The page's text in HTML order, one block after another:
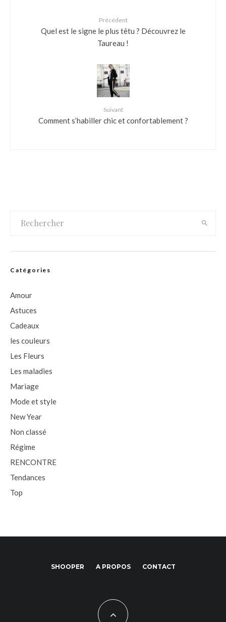
Précédent
Quel est le signe le plus têtu ? Découvrez le
Taureau !
Suivant
Comment s’habiller chic et confortablement ?
Catégories
Amour
Astuces
Cadeaux
les couleurs
Les Fleurs
Les maladies
Mariage
Mode et style
New Year
Non classé
Régime
RENCONTRE
Tendances
Top
SHOOPER A PROPOS CONTACT